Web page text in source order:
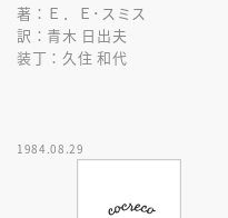
著：Ｅ．Ｅ･スミス
訳：青木 日出夫
装丁：久住 和代
1984.08.29